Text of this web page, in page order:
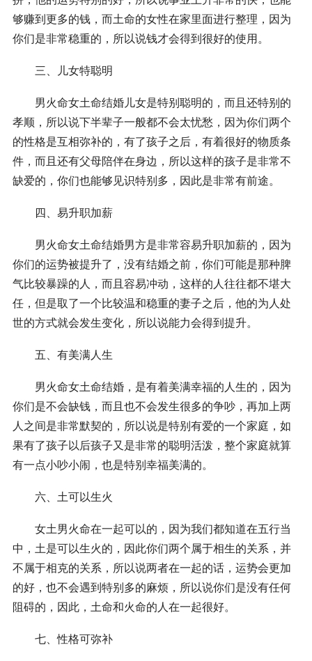
够赚到更多的钱，而土命的女性在家里面进行整理，因为
你们是非常稳重的，所以说钱才会得到很好的使用。
三、儿女特聪明
男火命女土命结婚儿女是特别聪明的，而且还特别的
孝顺，所以说下半辈子一般都不会太忧愁，因为你们两个
的性格是互相弥补的，有了孩子之后，有着很好的物质条
件，而且还有父母陪伴在身边，所以这样的孩子是非常不
缺爱的，你们也能够见识特别多，因此是非常有前途。
四、易升职加薪
男火命女土命结婚男方是非常容易升职加薪的，因为
你们的运势被提升了，没有结婚之前，你们可能是那种脾
气比较暴躁的人，而且容易冲动，这样的人往往都不堪大
任，但是取了一个比较温和稳重的妻子之后，他的为人处
世的方式就会发生变化，所以说能力会得到提升。
五、有美满人生
男火命女土命结婚，是有着美满幸福的人生的，因为
你们是不会缺钱，而且也不会发生很多的争吵，再加上两
人之间是非常默契的，所以说是特别有爱的一个家庭，如
果有了孩子以后孩子又是非常的聪明活泼，整个家庭就算
有一点小吵小闹，也是特别幸福美满的。
六、土可以生火
女土男火命在一起可以的，因为我们都知道在五行当
中，土是可以生火的，因此你们两个属于相生的关系，并
不属于相克的关系，所以说两者在一起的话，运势会更加
的好，也不会遇到特别多的麻烦，所以说你们是没有任何
阻碍的，因此，土命和火命的人在一起很好。
七、性格可弥补